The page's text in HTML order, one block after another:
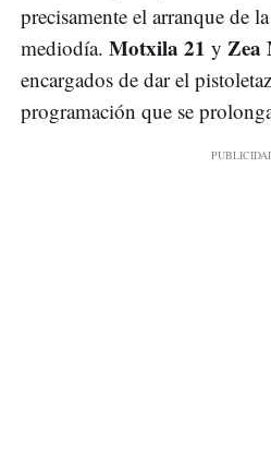
precisamente el arranque de
mediodía. Motxila 21 y Zea
encargados de dar el
programación que se